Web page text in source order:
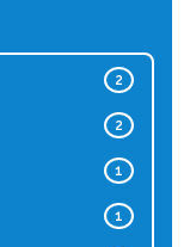
2
2
1
1